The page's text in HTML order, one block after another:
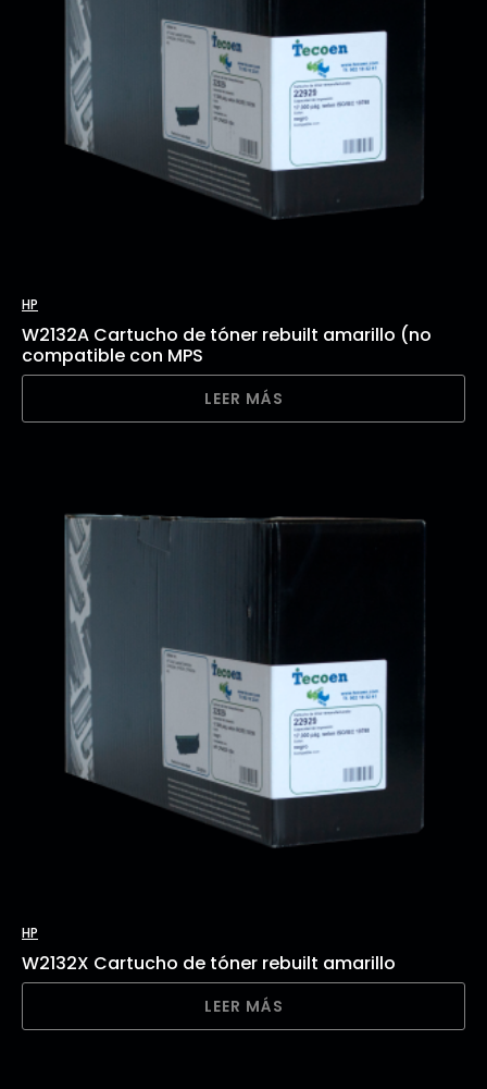
HP
W2132A Cartucho de tóner rebuilt amarillo (no
compatible con MPS
LEER MÁS
HP
W2132X Cartucho de tóner rebuilt amarillo
LEER MÁS